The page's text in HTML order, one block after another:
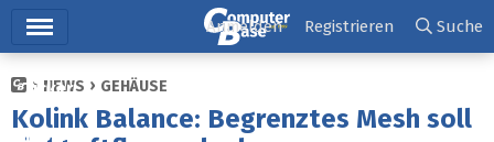
Ticker
Tests
Anmelden Registrieren Suche
NEWS GEHÄUSE
Kolink Balance: Begrenztes Mesh soll